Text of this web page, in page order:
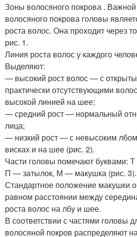
Зоны волосяного покрова . Важной
волосяного покрова головы
роста волос. Она проходит через
рис. 1.
Линия роста волос у каждого
Выделяют:
— высокий рост волос — с
практически отсутствующими
высокой линией на шее;
— средний рост — нормальный
лица;
— низкий рост — с невысоким
висках и на шее (рис. 2).
Части головы помечают буквами:
П — затылок, М — макушка (рис. 3).
Стандартное положение макушки
равном расстоянии между
роста волос на лбу и шее.
В соответствии с частями головы
волосяной покров распределяют